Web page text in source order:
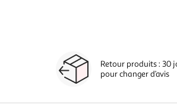
Retour produits : 30
pour changer d’avis